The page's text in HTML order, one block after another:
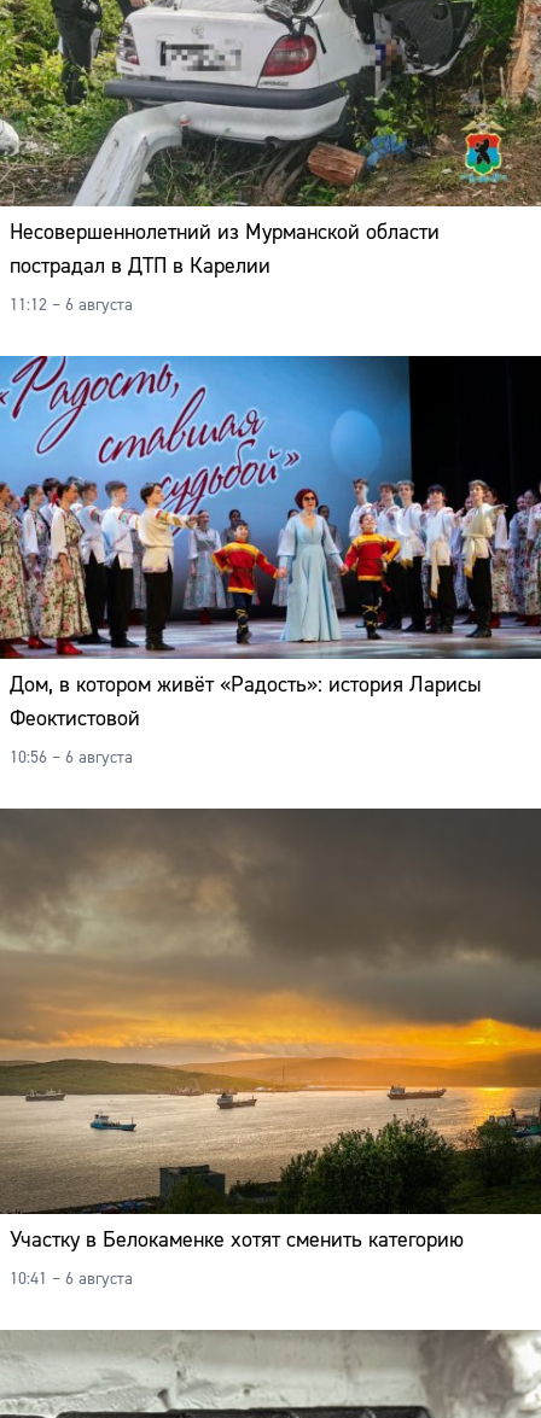
Несовершеннолетний из Мурманской области
пострадал в ДТП в Карелии
11:12 – 6 августа
Дом, в котором живёт «Радость»: история Ларисы
Феоктистовой
10:56 – 6 августа
Участку в Белокаменке хотят сменить категорию
10:41 – 6 августа